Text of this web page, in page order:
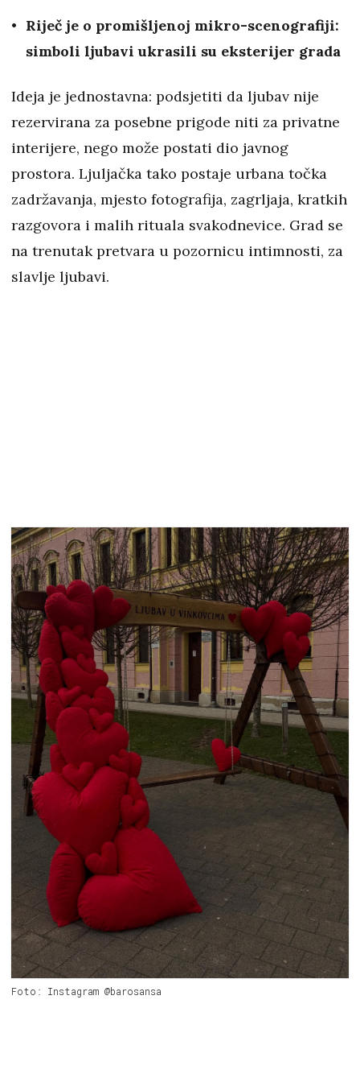
Riječ je o promišljenoj mikro-scenografiji:
simboli ljubavi ukrasili su eksterijer grada
Ideja je jednostavna: podsjetiti da ljubav nije
rezervirana za posebne prigode niti za privatne
interijere, nego može postati dio javnog
prostora. Ljuljačka tako postaje urbana točka
zadržavanja, mjesto fotografija, zagrljaja, kratkih
razgovora i malih rituala svakodnevice. Grad se
na trenutak pretvara u pozornicu intimnosti, za
slavlje ljubavi.
Foto: Instagram @barosansa